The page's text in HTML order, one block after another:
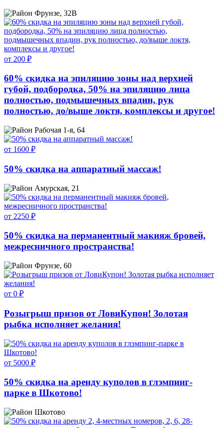
Фрунзе, 32В
от 200 ₽
60% скидка на эпиляцию зоны над верхней
губой, подбородка, 50% на эпиляцию лица
полностью, подмышечных впадин, рук
полностью, до/выше локтя, комплексы и другое!
Рабочая 1-я, 64
от 1600 ₽
50% скидка на аппаратный массаж!
Амурская, 21
от 2250 ₽
50% скидка на перманентный макияж бровей,
межресничного пространства!
Фрунзе, 60
от 0 ₽
Розыгрыш призов от ЛовиКупон! Золотая
рыбка исполняет желания!
от 5000 ₽
50% скидка на аренду куполов в глэмпинг-
парке в Шкотово!
Шкотово